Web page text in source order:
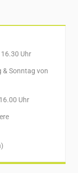
Uhr
& Sonntag von
Uhr